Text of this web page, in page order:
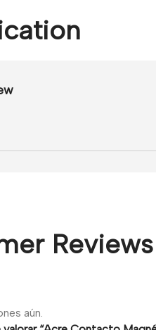
Reviews
aún.